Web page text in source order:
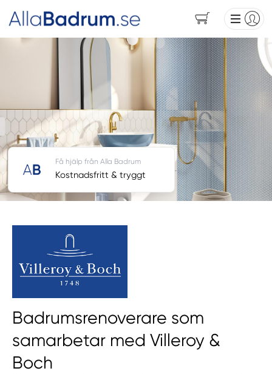
Badrumsrenoverare som
samarbetar med Villeroy &
Boch
Få hjälp från Alla Badrum
Kostnadsfritt & tryggt